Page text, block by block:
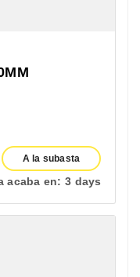
A la subasta
acaba en: 3 days